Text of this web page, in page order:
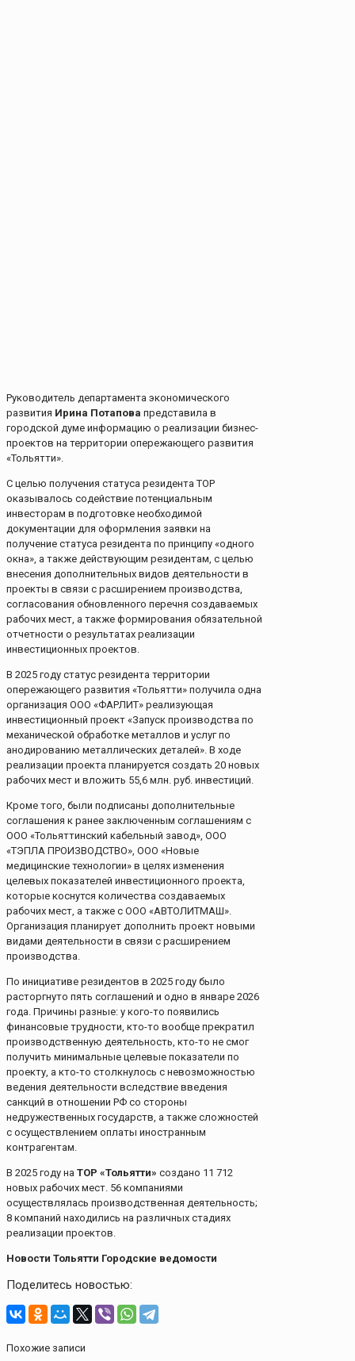
Руководитель департамента экономического
развития Ирина Потапова представила в
городской думе информацию о реализации бизнес-
проектов на территории опережающего развития
«Тольятти».
С целью получения статуса резидента ТОР
оказывалось содействие потенциальным
инвесторам в подготовке необходимой
документации для оформления заявки на
получение статуса резидента по принципу «одного
окна», а также действующим резидентам, с целью
внесения дополнительных видов деятельности в
проекты в связи с расширением производства,
согласования обновленного перечня создаваемых
рабочих мест, а также формирования обязательной
отчетности о результатах реализации
инвестиционных проектов.
В 2025 году статус резидента территории
опережающего развития «Тольятти» получила одна
организация ООО «ФАРЛИТ» реализующая
инвестиционный проект «Запуск производства по
механической обработке металлов и услуг по
анодированию металлических деталей». В ходе
реализации проекта планируется создать 20 новых
рабочих мест и вложить 55,6 млн. руб. инвестиций.
Кроме того, были подписаны дополнительные
соглашения к ранее заключенным соглашениям с
ООО «Тольяттинский кабельный завод», ООО
«ТЭПЛА ПРОИЗВОДСТВО», ООО «Новые
медицинские технологии» в целях изменения
целевых показателей инвестиционного проекта,
которые коснутся количества создаваемых
рабочих мест, а также с ООО «АВТОЛИТМАШ».
Организация планирует дополнить проект новыми
видами деятельности в связи с расширением
производства.
По инициативе резидентов в 2025 году было
расторгнуто пять соглашений и одно в январе 2026
года. Причины разные: у кого-то появились
финансовые трудности, кто-то вообще прекратил
производственную деятельность, кто-то не смог
получить минимальные целевые показатели по
проекту, а кто-то столкнулось с невозможностью
ведения деятельности вследствие введения
санкций в отношении РФ со стороны
недружественных государств, а также сложностей
с осуществлением оплаты иностранным
контрагентам.
В 2025 году на ТОР «Тольятти» создано 11 712
новых рабочих мест. 56 компаниями
осуществлялась производственная деятельность;
8 компаний находились на различных стадиях
реализации проектов.
Новости Тольятти Городские ведомости
Поделитесь новостью:
Похожие записи